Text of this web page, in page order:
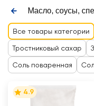
Масло, соусы,
Все товары категории
Тростниковый сахар
Соль поваренная
4.9